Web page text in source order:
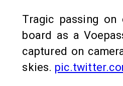
Tragic passing
board as a
captured on
skies.